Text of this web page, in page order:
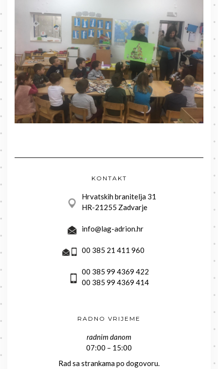
KONTAKT
Hrvatskih branitelja 31
HR-21255 Zadvarje
info@lag-adrion.hr
00 385 21 411 960
00 385 99 4369 422
00 385 99 4369 414
RADNO VRIJEME
radnim danom
07:00 – 15:00
Rad sa strankama po dogovoru.